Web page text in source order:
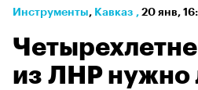
Инструменты⁠, Кавказ , 20 янв,
из ЛНР нужно